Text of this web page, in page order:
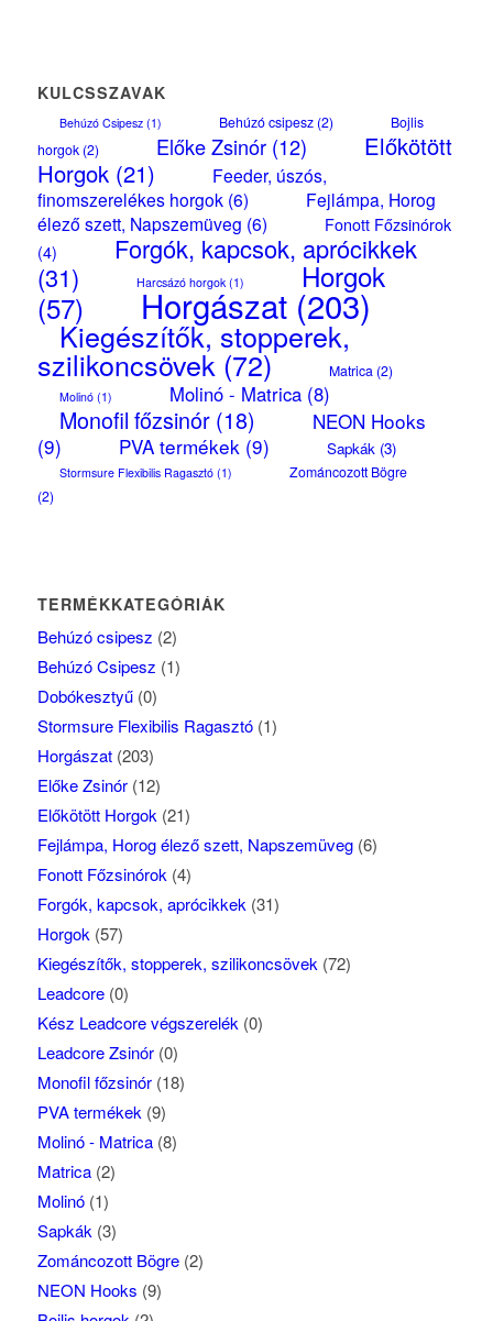
KULCSSZAVAK
Behúzó Csipesz(1) Behúzó csipesz(2)
Bojlis
horgok(2) Előke Zsinór(12)
Előkötött
Horgok(21)
Feeder, úszós,
finomszerelékes horgok(6)
Fejlámpa, Horog
élező szett, Napszemüveg (6)
Fonott Főzsinórok
(4)
Forgók, kapcsok, aprócikkek
(31)
Harcsázó horgok(1)
Horgok
(57)
Horgászat(203)
Kiegészítők, stopperek,
szilikoncsövek (72) Matrica (2)
Molinó(1) Molinó - Matrica(8)
Monofil főzsinór(18)
NEON Hooks
(9)
PVA termékek (9) Sapkák (3)
Stormsure Flexibilis Ragasztó(1)
Zománcozott Bögre
(2)
TERMÉKKATEGÓRIÁK
Behúzó csipesz (2)
Behúzó Csipesz (1)
Dobókesztyű (0)
Stormsure Flexibilis Ragasztó (1)
Horgászat (203)
Előke Zsinór (12)
Előkötött Horgok (21)
Fejlámpa, Horog élező szett, Napszemüveg (6)
Fonott Főzsinórok (4)
Forgók, kapcsok, aprócikkek (31)
Horgok (57)
Kiegészítők, stopperek, szilikoncsövek (72)
Leadcore (0)
Kész Leadcore végszerelék (0)
Leadcore Zsinór (0)
Monofil főzsinór (18)
PVA termékek (9)
Molinó - Matrica (8)
Matrica (2)
Molinó (1)
Sapkák (3)
Zománcozott Bögre (2)
NEON Hooks (9)